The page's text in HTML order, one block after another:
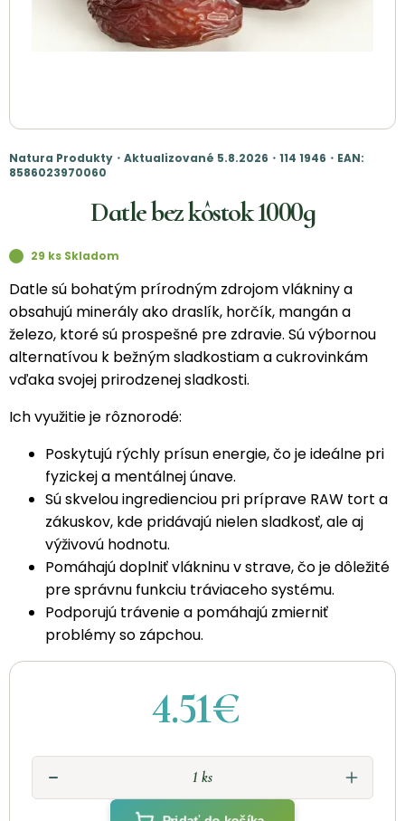
Natura Produkty・Aktualizované 5.8.2026・114 1946・EAN:
8586023970060
Datle bez kôstok 1000g
29 ks Skladom
Datle sú bohatým prírodným zdrojom vlákniny a
obsahujú minerály ako draslík, horčík, mangán a
železo, ktoré sú prospešné pre zdravie. Sú výbornou
alternatívou k bežným sladkostiam a cukrovinkám
vďaka svojej prirodzenej sladkosti.
Ich využitie je rôznorodé:
Poskytujú rýchly prísun energie, čo je ideálne pri
fyzickej a mentálnej únave.
Sú skvelou ingredienciou pri príprave RAW tort a
zákuskov, kde pridávajú nielen sladkosť, ale aj
výživovú hodnotu.
Pomáhajú doplniť vlákninu v strave, čo je dôležité
pre správnu funkciu tráviaceho systému.
Podporujú trávenie a pomáhajú zmierniť
problémy so zápchou.
4.51€